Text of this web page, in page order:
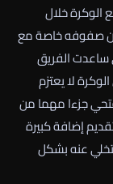
خلال
صفوفه خاصة مع
ساعدت الفريق
لا يعتزم
جزءا مهما من
إضافة كبيرة
عنه بشكل